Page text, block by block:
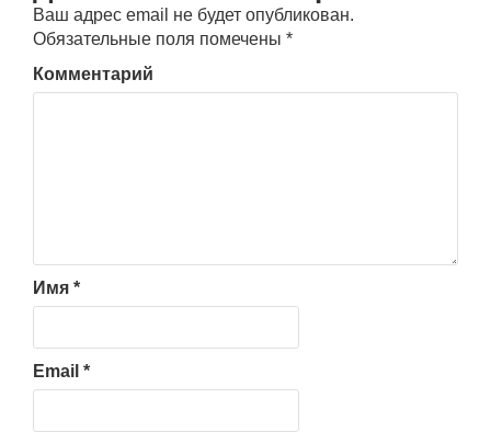
Ваш адрес email не будет опубликован.
Обязательные поля помечены *
Комментарий
Имя *
Email *